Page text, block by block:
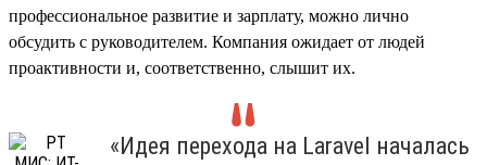
профессиональное развитие и зарплату, можно лично
обсудить с руководителем. Компания ожидает от людей
проактивности и, соответственно, слышит их.
«Идея перехода на Laravel началась